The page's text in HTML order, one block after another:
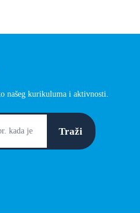
našeg kurikuluma i aktivnosti.
Traži